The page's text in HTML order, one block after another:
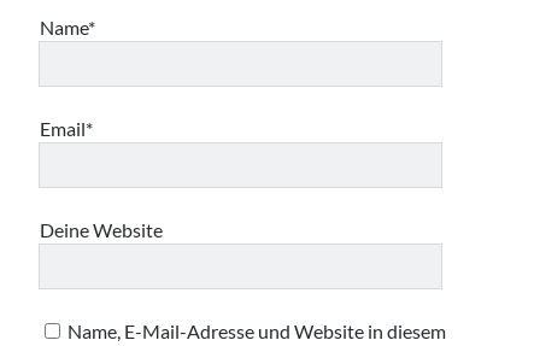
Name*
Email*
Deine Website
Name, E-Mail-Adresse und Website in diesem